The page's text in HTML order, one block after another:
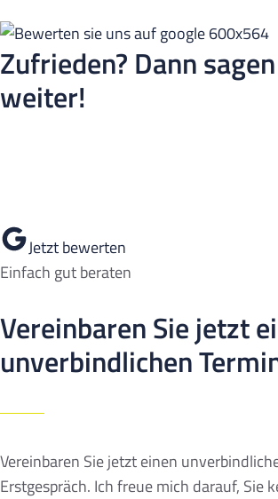
Zufrieden? Dann
weiter!
Jetzt bewerten
Einfach gut beraten
Vereinbaren Sie jetzt
unverbindlichen
Vereinbaren Sie jetzt einen
Erstgespräch. Ich freue mich darauf, Sie